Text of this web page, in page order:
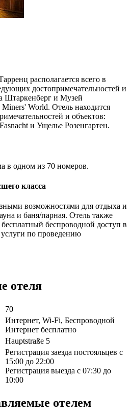
располагается всего в
достопримечательностей и
Штаркенберг и Музей
World. Отель находится
и объектов:
и Ущелье Розенгартен.
в одном из 70 номеров.
класса
возможностями для отдыха и
и баня/парная. Отель также
беспроводной доступ в
по проведению
отеля
70
Интернет, Wi-Fi, Беспроводной
Интернет бесплатно
Hauptstraße 5
Регистрация заезда постояльцев с
15:00 до 22:00
Регистрация выезда с 07:30 до
10:00
отелем